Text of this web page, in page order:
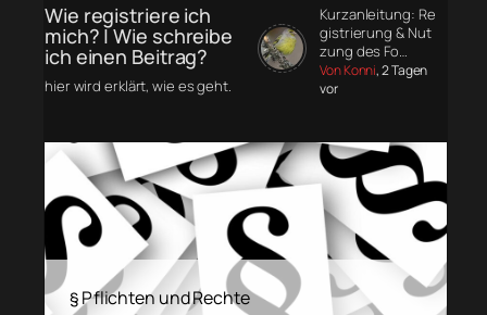
Wie registriere ich
mich? | Wie schreibe
ich einen Beitrag?
hier wird erklärt, wie es geht.
Kurzanleitung: Re
gistrierung & Nut
zung des Fo…
Von Konni, 2 Tagen
vor
§ Pflichten und Rechte